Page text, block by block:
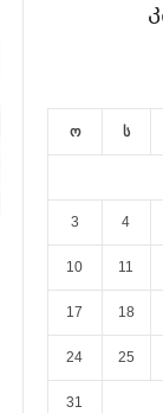
ო ს
3 4
10 11
17 18
24 25
31